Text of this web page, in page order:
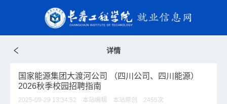
详情
国家能源集团大渡河公司 （四川公司、四川能源）
2026秋季校园招聘指南
2025-09-29 13:34:52 本站编辑 本站原创 2455次